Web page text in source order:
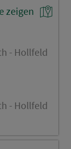
zeigen
- Hollfeld
- Hollfeld